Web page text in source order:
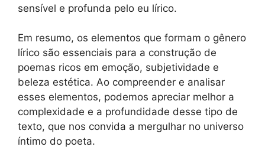
sensível e profunda pelo eu lírico.
Em resumo, os elementos que formam o gênero
lírico são essenciais para a construção de
poemas ricos em emoção, subjetividade e
beleza estética. Ao compreender e analisar
esses elementos, podemos apreciar melhor a
complexidade e a profundidade desse tipo de
texto, que nos convida a mergulhar no universo
íntimo do poeta.